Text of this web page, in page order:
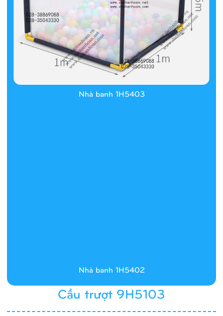
Cầu trượt 9H5103
Nhà banh 1H5403
Nhà banh 1H5402